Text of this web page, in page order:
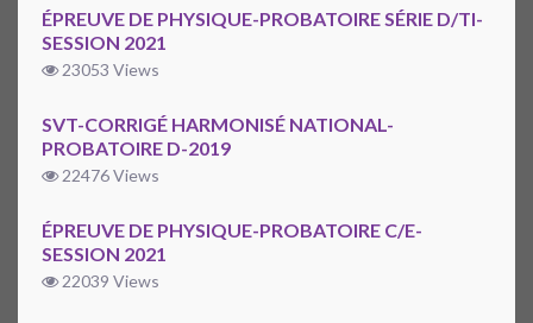
ÉPREUVE DE PHYSIQUE-PROBATOIRE SÉRIE D/TI-
SESSION 2021
23053 Views
SVT-CORRIGÉ HARMONISÉ NATIONAL-
PROBATOIRE D-2019
22476 Views
ÉPREUVE DE PHYSIQUE-PROBATOIRE C/E-
SESSION 2021
22039 Views